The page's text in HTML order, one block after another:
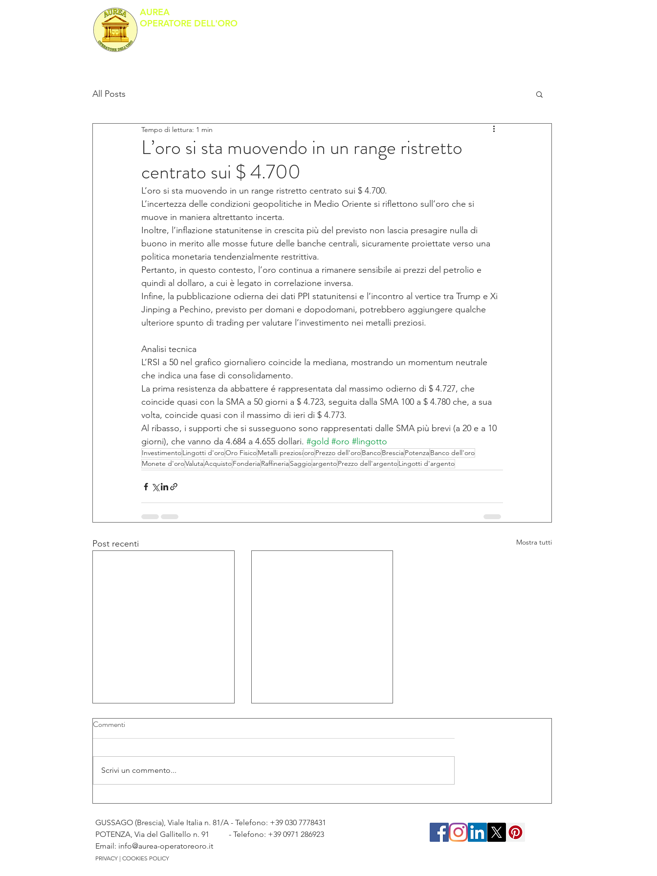
AUREA
OPERATORE DELL'ORO
All Posts
L’oro si sta muovendo in un range ristretto
centrato sui $ 4.700
Tempo di lettura: 1 min
L’oro si sta muovendo in un range ristretto centrato sui $ 4.700.
L’incertezza delle condizioni geopolitiche in Medio Oriente si riflettono sull’oro che si
muove in maniera altrettanto incerta.
Inoltre, l’inflazione statunitense in crescita più del previsto non lascia presagire nulla di
buono in merito alle mosse future delle banche centrali, sicuramente proiettate verso una
politica monetaria tendenzialmente restrittiva.
Pertanto, in questo contesto, l’oro continua a rimanere sensibile ai prezzi del petrolio e
quindi al dollaro, a cui è legato in correlazione inversa.
Infine, la pubblicazione odierna dei dati PPI statunitensi e l’incontro al vertice tra Trump e Xi
Jinping a Pechino, previsto per domani e dopodomani, potrebbero aggiungere qualche
ulteriore spunto di trading per valutare l’investimento nei metalli preziosi.
Analisi tecnica
L’RSI a 50 nel grafico giornaliero coincide la mediana, mostrando un momentum neutrale
che indica una fase di consolidamento.
La prima resistenza da abbattere é rappresentata dal massimo odierno di $ 4.727, che
coincide quasi con la SMA a 50 giorni a $ 4.723, seguita dalla SMA 100 a $ 4.780 che, a sua
volta, coincide quasi con il massimo di ieri di $ 4.773.
Al ribasso, i supporti che si susseguono sono rappresentati dalle SMA più brevi (a 20 e a 10
giorni), che vanno da 4.684 a 4.655 dollari. #gold #oro #lingotto
InvestimentoLingotti d'oroOro FisicoMetalli preziosioroPrezzo dell'oroBancoBresciaPotenzaBanco dell'oro
Monete d'oroValutaAcquistoFonderiaRaffineriaSaggioargentoPrezzo dell'argentoLingotti d'argento
Post recenti Mostra tutti
Il prezzo dell’oro mette a segno un
settimanale
Il prezzo dell’oro ritrova la crescita
Commenti
Scrivi un commento...
GUSSAGO (Brescia), Viale Italia n. 81/A - Telefono: +39 030 7778431
POTENZA, Via del Gallitello n. 91 - Telefono: +39 0971 286923
Email: info@aurea-operatoreoro.it
PRIVACY | COOKIES POLICY